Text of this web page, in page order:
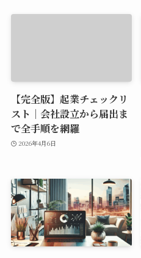
【完全版】起業チェックリ
スト｜会社設立から届出ま
で全手順を網羅
2026年4月6日